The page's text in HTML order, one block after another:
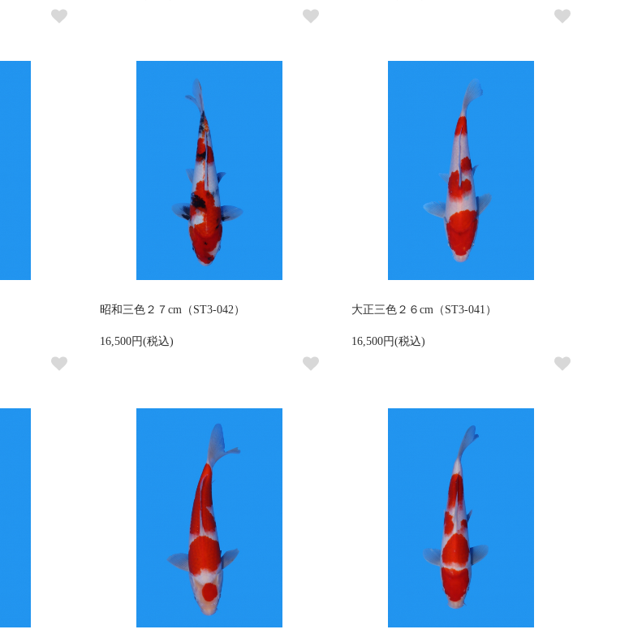
昭和三色２７cm（ST3-042）
16,500円(税込)
大正三色２６cm（ST3-041）
16,500円(税込)